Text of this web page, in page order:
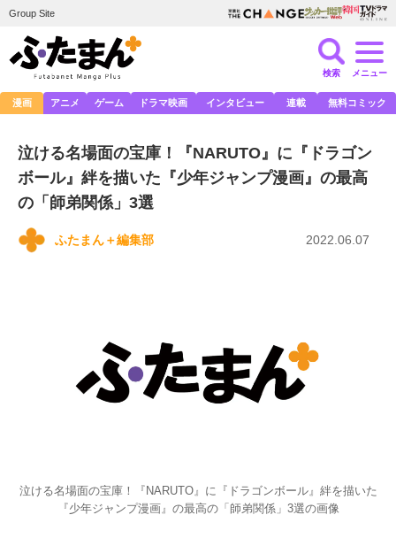
Group Site
検索 メニュー
漫画 アニメ ゲーム ドラマ映画 インタビュー 連載 無料コミック
泣ける名場面の宝庫！『NARUTO』に『ドラゴン
ボール』絆を描いた『少年ジャンプ漫画』の最高
の「師弟関係」3選
ふたまん＋編集部 2022.06.07
泣ける名場面の宝庫！『NARUTO』に『ドラゴンボール』絆を描いた
『少年ジャンプ漫画』の最高の「師弟関係」3選の画像